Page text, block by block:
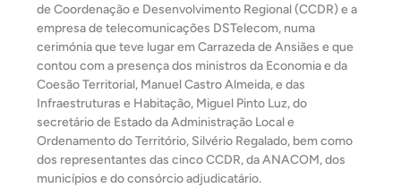
de Coordenação e Desenvolvimento Regional (CCDR) e a
empresa de telecomunicações DSTelecom, numa
cerimónia que teve lugar em Carrazeda de Ansiães e que
contou com a presença dos ministros da Economia e da
Coesão Territorial, Manuel Castro Almeida, e das
Infraestruturas e Habitação, Miguel Pinto Luz, do
secretário de Estado da Administração Local e
Ordenamento do Território, Silvério Regalado, bem como
dos representantes das cinco CCDR, da ANACOM, dos
municípios e do consórcio adjudicatário.